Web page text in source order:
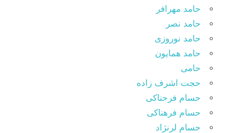
حامد مهرافر
حامد نصر
حامد نوروزی
حامد همایون
حامی
حجت اشرف زاده
حسام فرحناکی
حسام فرهناکی
حسام لرنژاد